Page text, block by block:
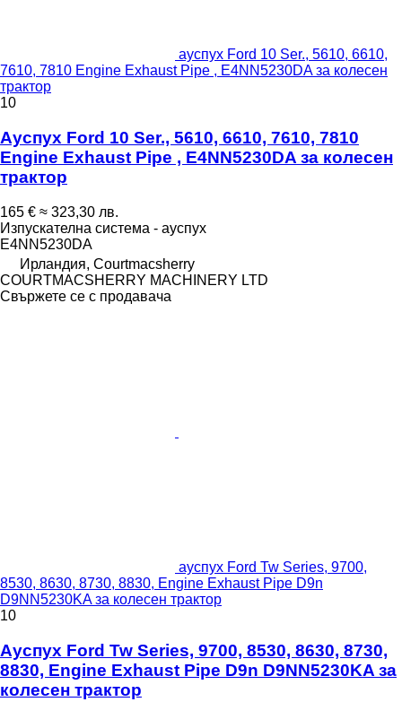
ауспух Ford 10 Ser., 5610, 6610,
7610, 7810 Engine Exhaust Pipe , E4NN5230DA за колесен
трактор
10
Ауспух Ford 10 Ser., 5610, 6610, 7610, 7810
Engine Exhaust Pipe , E4NN5230DA за колесен
трактор
165 € ≈ 323,30 лв.
Изпускателна система - ауспух
E4NN5230DA
Ирландия, Courtmacsherry
COURTMACSHERRY MACHINERY LTD
Свържете се с продавача
ауспух Ford Tw Series, 9700,
8530, 8630, 8730, 8830, Engine Exhaust Pipe D9n
D9NN5230KA за колесен трактор
10
Ауспух Ford Tw Series, 9700, 8530, 8630, 8730,
8830, Engine Exhaust Pipe D9n D9NN5230KA за
колесен трактор